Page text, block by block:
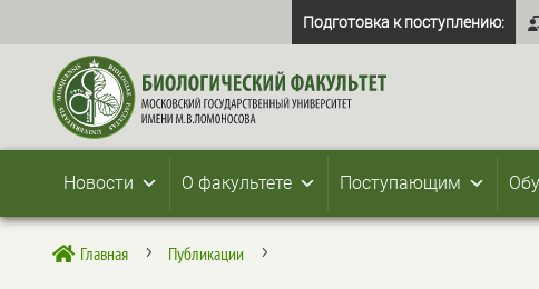
Подготовка к поступлению:
Новости О факультете Поступающим
 Главная 5 Публикации 5